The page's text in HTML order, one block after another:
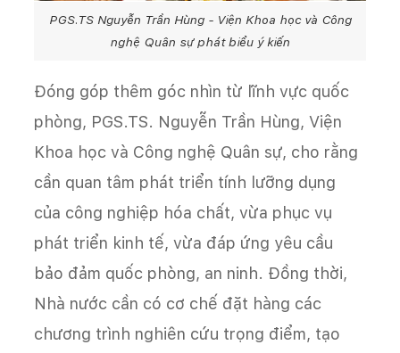
PGS.TS Nguyễn Trần Hùng - Viện Khoa học và Công
nghệ Quân sự phát biểu ý kiến
Đóng góp thêm góc nhìn từ lĩnh vực quốc
phòng, PGS.TS. Nguyễn Trần Hùng, Viện
Khoa học và Công nghệ Quân sự, cho rằng
cần quan tâm phát triển tính lưỡng dụng
của công nghiệp hóa chất, vừa phục vụ
phát triển kinh tế, vừa đáp ứng yêu cầu
bảo đảm quốc phòng, an ninh. Đồng thời,
Nhà nước cần có cơ chế đặt hàng các
chương trình nghiên cứu trọng điểm, tạo